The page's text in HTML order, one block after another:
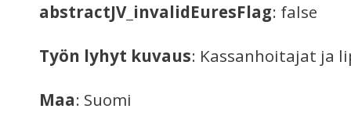
abstractJV_invalidEuresFlag: false
Työn lyhyt kuvaus: Kassanhoitajat ja
Maa: Suomi